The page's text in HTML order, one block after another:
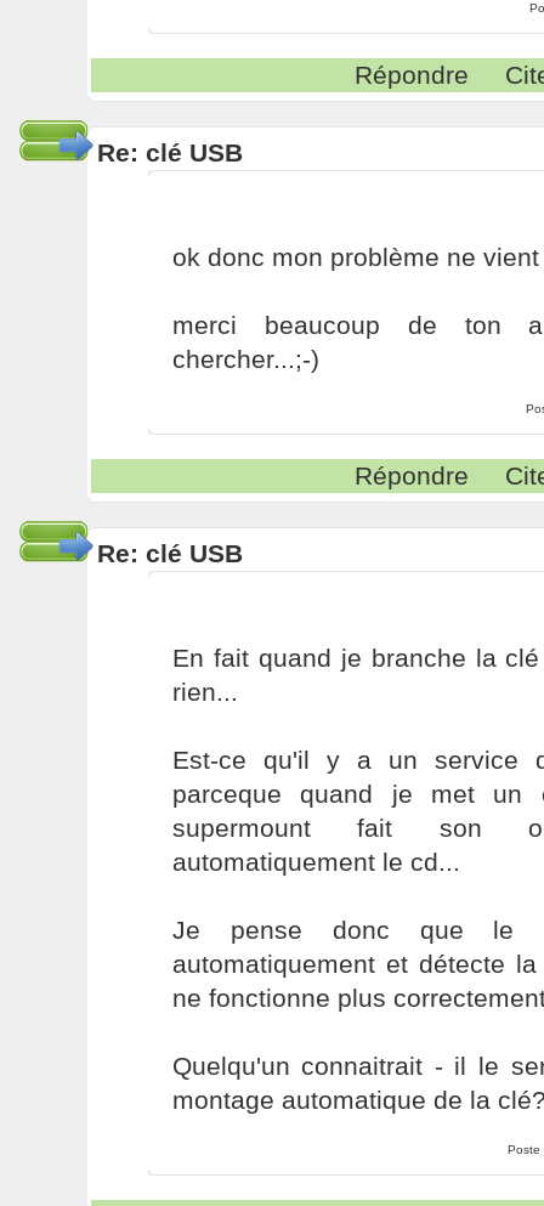
Répondre
Re: clé USB
ok donc mon problème ne
merci beaucoup de ton
chercher...;-)
Répondre
Re: clé USB
En fait quand je branche la
rien...
Est-ce qu'il y a un service
parceque quand je met un
supermount fait son
automatiquement le cd...
Je pense donc que le
automatiquement et détecte
ne fonctionne plus
Quelqu'un connaitrait - il le
montage automatique de la
Poste